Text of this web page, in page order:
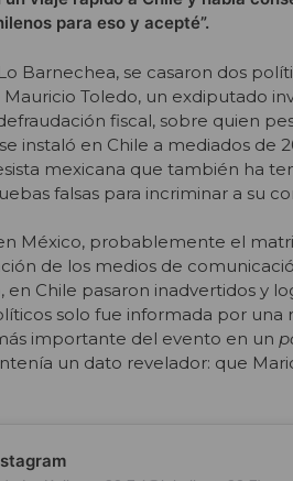
para eso y acepté”.
Barnechea, se casaron dos
Mauricio Toledo, un exdiputado
fiscal, sobre quien
instaló en Chile a mediados de
mexicana que también ha
falsas para incriminar a su
México, probablemente el
de los medios de
en Chile pasaron inadvertidos y
solo fue informada por una
importante del evento en un
un dato revelador: que